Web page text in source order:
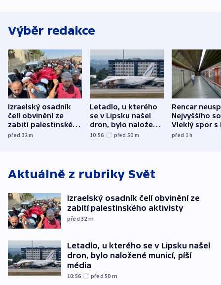
Výběr redakce
Izraelský osadník
čelí obvinění ze
zabití palestinského
aktivisty
před 32m
Letadlo, u kterého
se v Lipsku našel
dron, bylo naložené
municí, píší média
10:56 před 50 m
Rencar
Nejvyššího
Vleklý spor s
reklamní
před 1h
Aktuálně z rubriky Svět
Izraelský osadník čelí obvinění ze
zabití palestinského aktivisty
před 32 m
Letadlo, u kterého se v Lipsku našel
dron, bylo naložené municí, píší
média
10:56 před 50 m